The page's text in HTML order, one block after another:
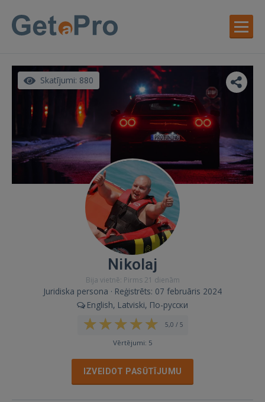
Skatījumi: 880
Nikolaj
Bija vietnē: Pirms 21 dienām
Juridiska persona · Reģistrēts: 07 februāris 2024
English, Latviski, По-русски
5,0 / 5
Vērtējumi: 5
IZVEIDOT PASŪTĪJUMU